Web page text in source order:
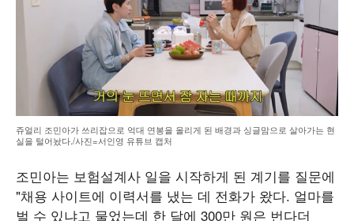
쥬얼리 조민아가 쓰리잡으로 억대 연봉을 올리게 된 배경과 싱글맘으로 살아가는 현
실을 털어놨다./사진=서인영 유튜브 캡처
조민아는 보험설계사 일을 시작하게 된 계기를 질문에
"채용 사이트에 이력서를 냈는 데 전화가 왔다. 얼마를
벌 수 있냐고 물었는데 한 달에 300만 원은 번다더